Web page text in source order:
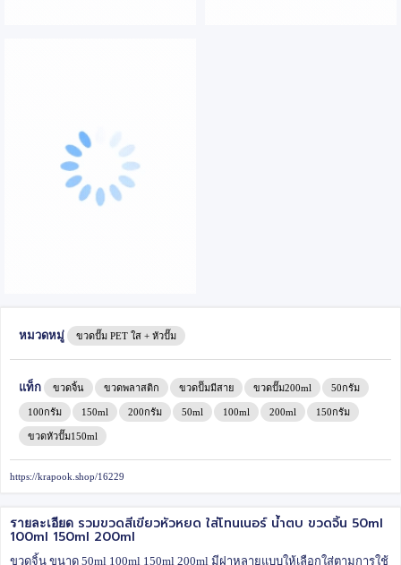
หมวดหมู่ ขวดปั๊ม PET ใส + หัวปั๊ม
แท็ก ขวดจิ้น ขวดพลาสติก ขวดป้๊มมีสาย ขวดปั๊ม200ml 50กรัม
100กรัม 150ml 200กรัม 50ml 100ml 200ml 150กรัม
ขวดหัวปั๊ม150ml
https://krapook.shop/16229
รายละเอียด รวมขวดสีเขียวหัวหยด ใส่โทนเนอร์ น้ำตบ ขวดจิ้น 50ml
100ml 150ml 200ml
ขวดจิ้น ขนาด 50ml 100ml 150ml 200ml มีฝาหลายแบบให้เลือกใส่ตามการใช้